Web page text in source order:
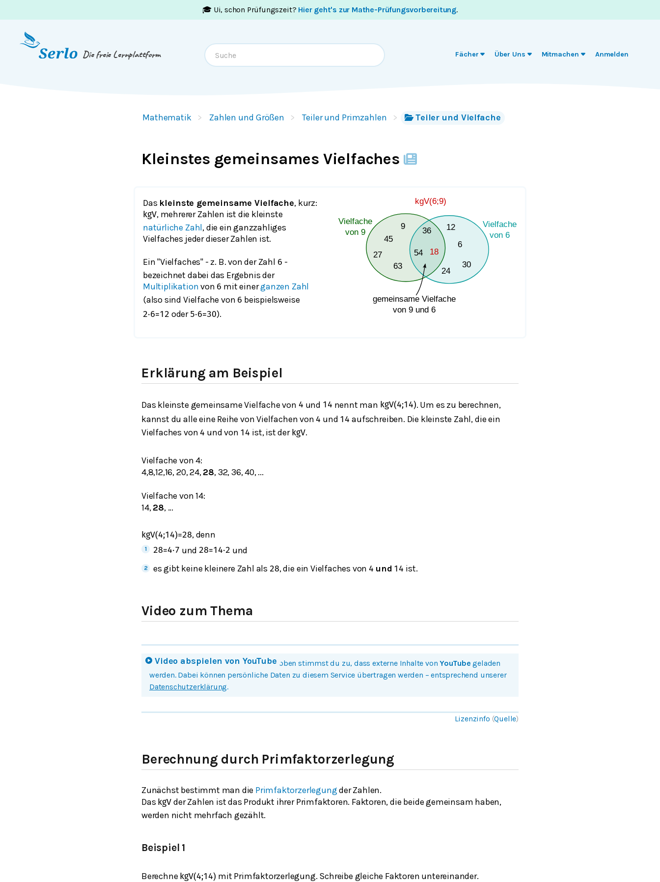
🎓 Ui, schon Prüfungszeit? Hier geht's zur Mathe-Prüfungsvorbereitung.
Die freie Lernplattform Fächer Über Uns Mitmachen Anmelden
Mathematik Zahlen und Größen Teiler und Primzahlen Teiler und Vielfache
Kleinstes gemeinsames Vielfaches
Das kleinste gemeinsame Vielfache, kurz:
kgV, mehrerer Zahlen ist die kleinste
natürliche Zahl, die ein ganzzahliges
Vielfaches jeder dieser Zahlen ist.
Ein "Vielfaches" - z. B. von der Zahl 6 -
bezeichnet dabei das Ergebnis der
Multiplikationvon 6 mit einerganzen Zahl
(also sind Vielfache von 6 beispielsweise
2⋅6=12 oder 5⋅6=30).
Erklärung am Beispiel
Das kleinste gemeinsame Vielfache von 4 und 14 nennt man kgV(4;14). Um es zu berechnen,
kannst du alle eine Reihe von Vielfachen von4 und 14 aufschreiben. Die kleinste Zahl, die ein
Vielfaches von4 und von 14 ist, ist der kgV.
Vielfache von 4:
4,8,12,16, 20, 24,28, 32, 36, 40, ...
Vielfache von 14:
14,28, ...
kgV(4;14)=28, denn
28=4⋅7 und 28=14⋅2 und
es gibt keine kleinere Zahl als 28, die ein Vielfaches von4 und 14 ist.
Video zum Thema
Video abspielen von YouTube
Mit einem Klick auf Bild oder Button oben stimmst du zu, dass externe Inhalte vonYouTube geladen
werden. Dabei können persönliche Daten zu diesem Service übertragen werden – entsprechend unserer
Datenschutzerklärung.
Lizenzinfo (Quelle)
Berechnung durch Primfaktorzerlegung
Zunächst bestimmt man die Primfaktorzerlegungder Zahlen.
Das kgV der Zahlen ist das Produkt ihrer Primfaktoren. Faktoren, die beide gemeinsam haben,
werden nicht mehrfach gezählt.
Beispiel 1
Berechne kgV(4;14) mit Primfaktorzerlegung. Schreibe gleiche Faktoren untereinander.